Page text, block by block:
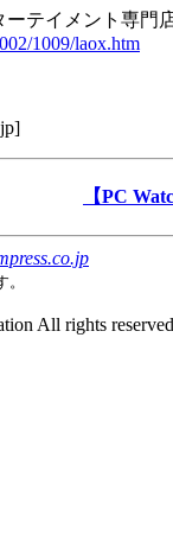
ーテイメント専門
1009/laox.htm
]
【PC
All rights